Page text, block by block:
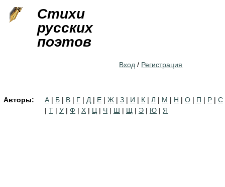
Стихи
русских
поэтов
Вход / Регистрация
Авторы: А | Б | В | Г | Д | Е | Ж | З | И | К | Л | М | Н | О | П | Р | С
| Т | У | Ф | Х | Ц | Ч | Ш | Щ | Э | Ю | Я